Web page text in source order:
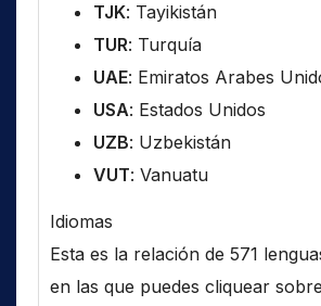
TJK: Tayikistán
TUR: Turquía
UAE: Emiratos Arabes
USA: Estados Unidos
UZB: Uzbekistán
VUT: Vanuatu
Idiomas
Esta es la relación de 571
en las que puedes cliquear